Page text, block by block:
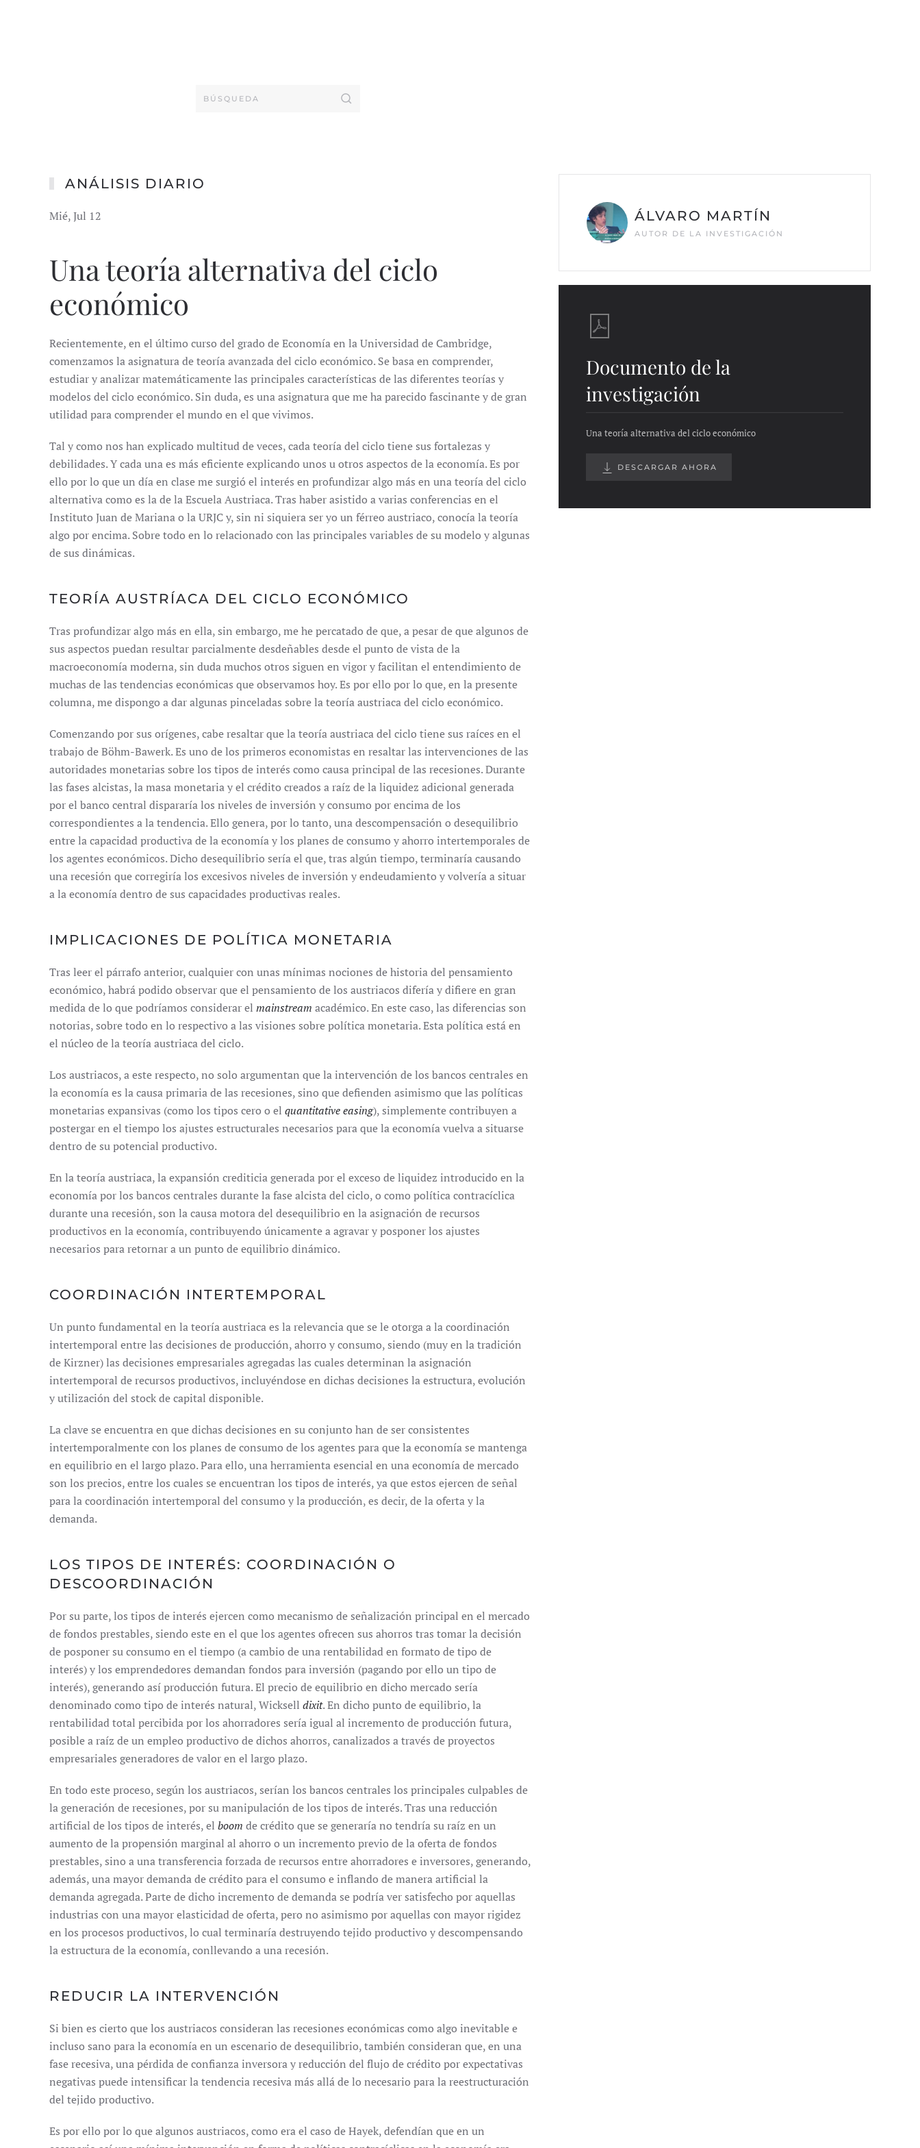
ANÁLISIS DIARIO
Mié, Jul 12
Una teoría alternativa del ciclo
económico
Recientemente, en el último curso del grado de Economía en la Universidad de Cambridge,
comenzamos la asignatura de teoría avanzada del ciclo económico. Se basa en comprender,
estudiar y analizar matemáticamente las principales características de las diferentes teorías y
modelos del ciclo económico. Sin duda, es una asignatura que me ha parecido fascinante y de gran
utilidad para comprender el mundo en el que vivimos.
Tal y como nos han explicado multitud de veces, cada teoría del ciclo tiene sus fortalezas y
debilidades. Y cada una es más eficiente explicando unos u otros aspectos de la economía. Es por
ello por lo que un día en clase me surgió el interés en profundizar algo más en una teoría del ciclo
alternativa como es la de la Escuela Austriaca. Tras haber asistido a varias conferencias en el
Instituto Juan de Mariana o la URJC y, sin ni siquiera ser yo un férreo austriaco, conocía la teoría
algo por encima. Sobre todo en lo relacionado con las principales variables de su modelo y algunas
de sus dinámicas.
TEORÍA AUSTRÍACA DEL CICLO ECONÓMICO
Tras profundizar algo más en ella, sin embargo, me he percatado de que, a pesar de que algunos de
sus aspectos puedan resultar parcialmente desdeñables desde el punto de vista de la
macroeconomía moderna, sin duda muchos otros siguen en vigor y facilitan el entendimiento de
muchas de las tendencias económicas que observamos hoy. Es por ello por lo que, en la presente
columna, me dispongo a dar algunas pinceladas sobre la teoría austriaca del ciclo económico.
Comenzando por sus orígenes, cabe resaltar que la teoría austriaca del ciclo tiene sus raíces en el
trabajo de Böhm-Bawerk. Es uno de los primeros economistas en resaltar las intervenciones de las
autoridades monetarias sobre los tipos de interés como causa principal de las recesiones. Durante
las fases alcistas, la masa monetaria y el crédito creados a raíz de la liquidez adicional generada
por el banco central dispararía los niveles de inversión y consumo por encima de los
correspondientes a la tendencia. Ello genera, por lo tanto, una descompensación o desequilibrio
entre la capacidad productiva de la economía y los planes de consumo y ahorro intertemporales de
los agentes económicos. Dicho desequilibrio sería el que, tras algún tiempo, terminaría causando
una recesión que corregiría los excesivos niveles de inversión y endeudamiento y volvería a situar
a la economía dentro de sus capacidades productivas reales.
IMPLICACIONES DE POLÍTICA MONETARIA
Tras leer el párrafo anterior, cualquier con unas mínimas nociones de historia del pensamiento
económico, habrá podido observar que el pensamiento de los austriacos difería y difiere en gran
medida de lo que podríamos considerar el mainstream académico. En este caso, las diferencias son
notorias, sobre todo en lo respectivo a las visiones sobre política monetaria. Esta política está en
el núcleo de la teoría austriaca del ciclo.
Los austriacos, a este respecto, no solo argumentan que la intervención de los bancos centrales en
la economía es la causa primaria de las recesiones, sino que defienden asimismo que las políticas
monetarias expansivas (como los tipos cero o el quantitative easing), simplemente contribuyen a
postergar en el tiempo los ajustes estructurales necesarios para que la economía vuelva a situarse
dentro de su potencial productivo.
En la teoría austriaca, la expansión crediticia generada por el exceso de liquidez introducido en la
economía por los bancos centrales durante la fase alcista del ciclo, o como política contracíclica
durante una recesión, son la causa motora del desequilibrio en la asignación de recursos
productivos en la economía, contribuyendo únicamente a agravar y posponer los ajustes
necesarios para retornar a un punto de equilibrio dinámico.
COORDINACIÓN INTERTEMPORAL
Un punto fundamental en la teoría austriaca es la relevancia que se le otorga a la coordinación
intertemporal entre las decisiones de producción, ahorro y consumo, siendo (muy en la tradición
de Kirzner) las decisiones empresariales agregadas las cuales determinan la asignación
intertemporal de recursos productivos, incluyéndose en dichas decisiones la estructura, evolución
y utilización del stock de capital disponible.
La clave se encuentra en que dichas decisiones en su conjunto han de ser consistentes
intertemporalmente con los planes de consumo de los agentes para que la economía se mantenga
en equilibrio en el largo plazo. Para ello, una herramienta esencial en una economía de mercado
son los precios, entre los cuales se encuentran los tipos de interés, ya que estos ejercen de señal
para la coordinación intertemporal del consumo y la producción, es decir, de la oferta y la
demanda.
LOS TIPOS DE INTERÉS: COORDINACIÓN O
DESCOORDINACIÓN
Por su parte, los tipos de interés ejercen como mecanismo de señalización principal en el mercado
de fondos prestables, siendo este en el que los agentes ofrecen sus ahorros tras tomar la decisión
de posponer su consumo en el tiempo (a cambio de una rentabilidad en formato de tipo de
interés) y los emprendedores demandan fondos para inversión (pagando por ello un tipo de
interés), generando así producción futura. El precio de equilibrio en dicho mercado sería
denominado como tipo de interés natural, Wicksell dixit. En dicho punto de equilibrio, la
rentabilidad total percibida por los ahorradores sería igual al incremento de producción futura,
posible a raíz de un empleo productivo de dichos ahorros, canalizados a través de proyectos
empresariales generadores de valor en el largo plazo.
En todo este proceso, según los austriacos, serían los bancos centrales los principales culpables de
la generación de recesiones, por su manipulación de los tipos de interés. Tras una reducción
artificial de los tipos de interés, el boom de crédito que se generaría no tendría su raíz en un
aumento de la propensión marginal al ahorro o un incremento previo de la oferta de fondos
prestables, sino a una transferencia forzada de recursos entre ahorradores e inversores, generando,
además, una mayor demanda de crédito para el consumo e inflando de manera artificial la
demanda agregada. Parte de dicho incremento de demanda se podría ver satisfecho por aquellas
industrias con una mayor elasticidad de oferta, pero no asimismo por aquellas con mayor rigidez
en los procesos productivos, lo cual terminaría destruyendo tejido productivo y descompensando
la estructura de la economía, conllevando a una recesión.
REDUCIR LA INTERVENCIÓN
Si bien es cierto que los austriacos consideran las recesiones económicas como algo inevitable e
incluso sano para la economía en un escenario de desequilibrio, también consideran que, en una
fase recesiva, una pérdida de confianza inversora y reducción del flujo de crédito por expectativas
negativas puede intensificar la tendencia recesiva más allá de lo necesario para la reestructuración
del tejido productivo.
Es por ello por lo que algunos austriacos, como era el caso de Hayek, defendían que en un
ÁLVARO MARTÍN
AUTOR DE LA INVESTIGACIÓN
Documento de la
investigación
Una teoría alternativa del ciclo económico
DESCARGAR AHORA